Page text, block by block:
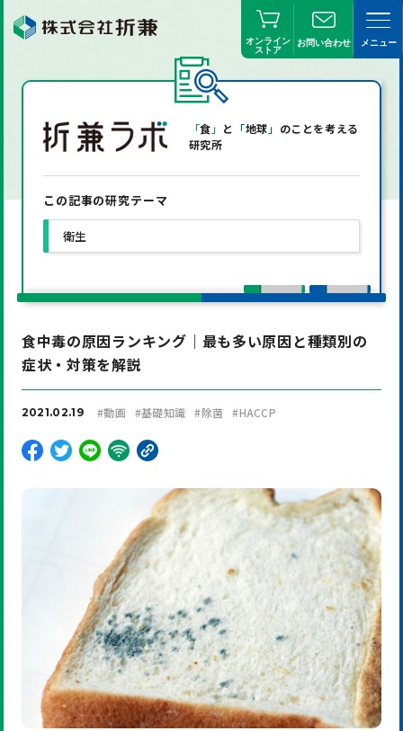
オンライン
ストア
お問い合わせ メニュー
「食 」 と 「地球 」 のことを考える
研究所
この記事の研究テーマ
衛生
食中毒の原因ランキング｜最も多い原因と種類別の
症状・対策を解説
2021.02.19 #動画 #基礎知識 #除菌 #HACCP